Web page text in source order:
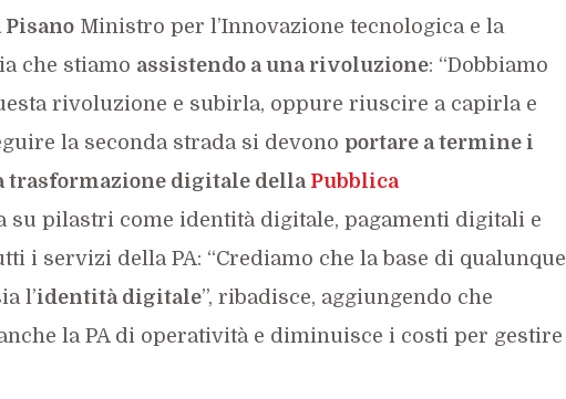
PisanoMinistro per l’Innovazione tecnologica e la
che stiamo assistendo a una rivoluzione: “Dobbiamo
rivoluzione e subirla, oppure riuscire a capirla e
la seconda strada si devono portare a termine i
digitale della Pubblica
su pilastri come identità digitale, pagamenti digitali e
i servizi della PA: “Crediamo che la base di qualunque
l’identità digitale”, ribadisce, aggiungendo che
la PA di operatività e diminuisce i costi per gestire